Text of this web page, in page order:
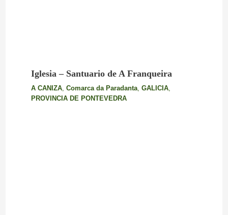
Iglesia – Santuario de A Franqueira
A CANIZA, Comarca da Paradanta, GALICIA,
PROVINCIA DE PONTEVEDRA